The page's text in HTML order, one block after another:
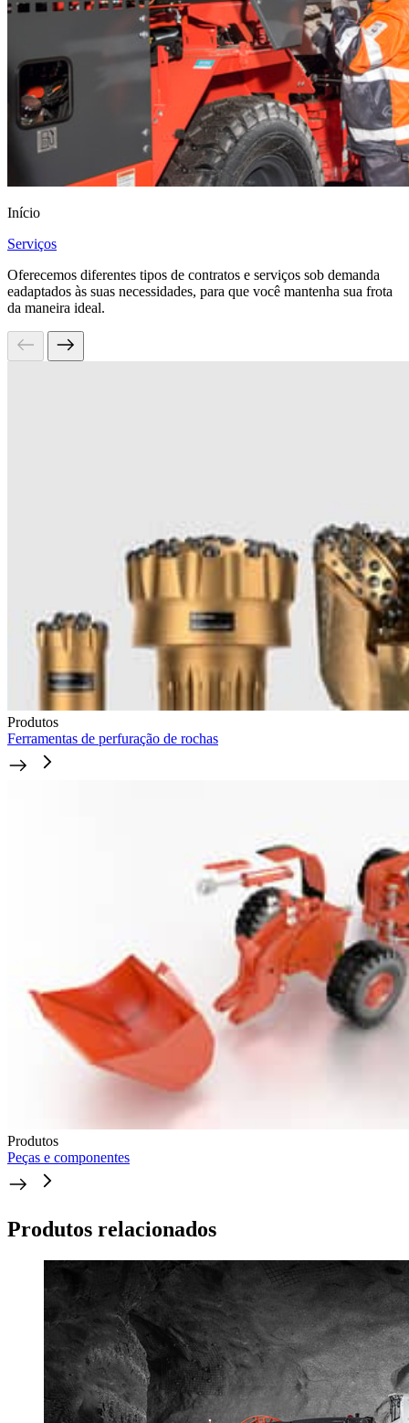
Início
Serviços
Oferecemos diferentes tipos de contratos e serviços sob demanda
eadaptados às suas necessidades, para que você mantenha sua frota
da maneira ideal.
Produtos
Ferramentas de perfuração de rochas
Produtos
Peças e componentes
Produtos relacionados